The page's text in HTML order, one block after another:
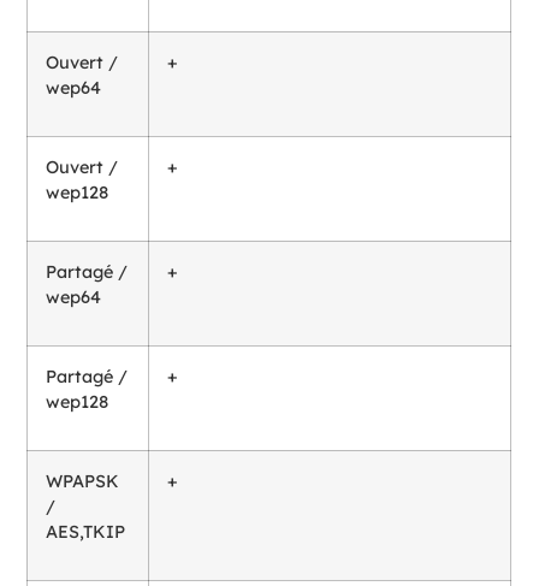
Ouvert /
wep64
+
Ouvert /
wep128
+
Partagé /
wep64
+
Partagé /
wep128
+
WPAPSK
/
AES,TKIP
+